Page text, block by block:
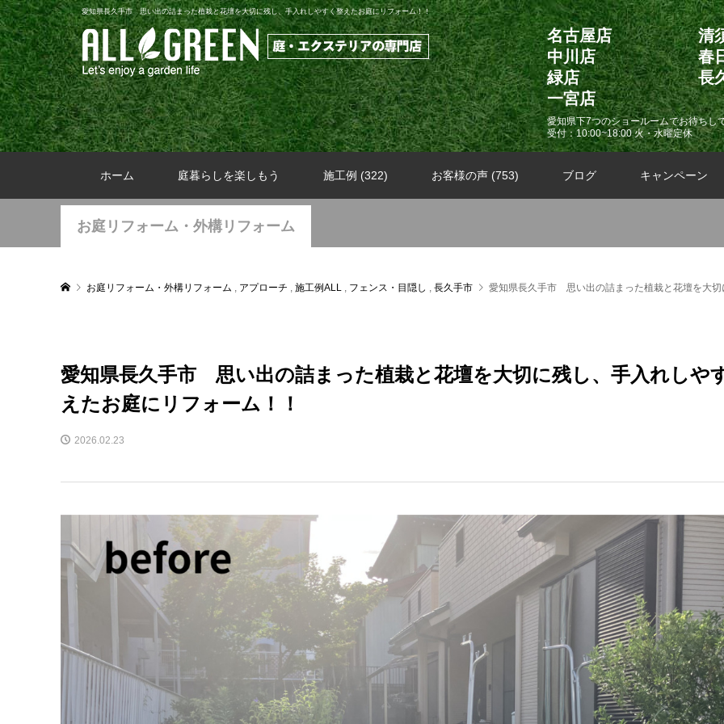
愛知県長久手市 思い出の詰まった植栽と花壇を大切に残し、手入れしやすく整えたお庭にリフォーム！！
名古屋店
清
中川店
春
緑店
長
一宮店
愛知県下7つのショールームでお待ちし
受付：10:00~18:00 火・水曜定休
ホーム 庭暮らしを楽しもう 施工例 (322) お客様の声 (753) ブログ キャンペーン
お庭リフォーム・外構リフォーム
お庭リフォーム・外構リフォーム , アプローチ , 施工例ALL , フェンス・目隠し , 長久手市 愛知県長久手市 思い出の詰まった植栽と花壇を大
愛知県長久手市 思い出の詰まった植栽と花壇を大切に残し、手入れしや
えたお庭にリフォーム！！
2026.02.23